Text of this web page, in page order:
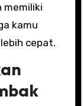
memiliki
kamu
cepat.